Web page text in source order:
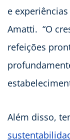
e
Amatti. “O
refeições
Além disso,